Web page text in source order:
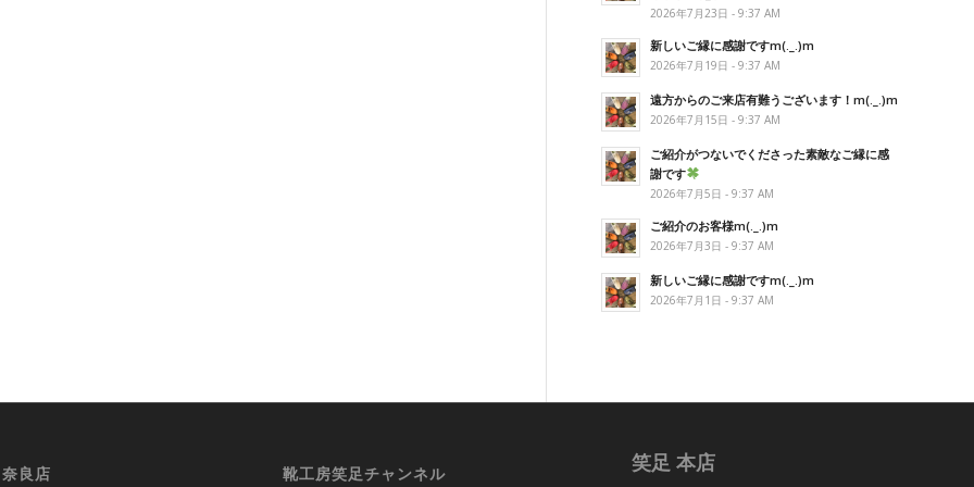
2026年7月23日 - 9:37 AM
新しいご縁に感謝ですm(._.)m
2026年7月19日 - 9:37 AM
遠方からのご来店有難うございます！m(._.)m
2026年7月15日 - 9:37 AM
ご紹介がつないでくださった素敵なご縁に感
謝です
2026年7月5日 - 9:37 AM
ご紹介のお客様m(._.)m
2026年7月3日 - 9:37 AM
新しいご縁に感謝ですm(._.)m
2026年7月1日 - 9:37 AM
良店 靴工房笑足チャンネル 笑足 本店